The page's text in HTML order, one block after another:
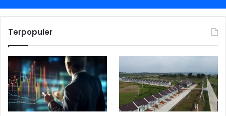
Terpopuler